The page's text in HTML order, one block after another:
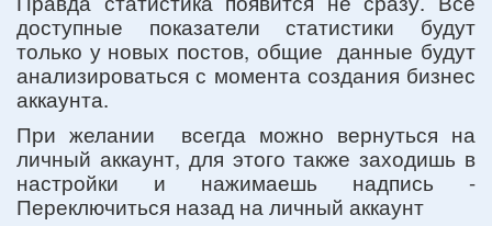
доступные показатели статистики будут
только у новых постов, общие данные будут
анализироваться с момента создания бизнес
аккаунта.
При желании всегда можно вернуться на
личный аккаунт, для этого также заходишь в
настройки и нажимаешь надпись -
Переключиться назад на личный аккаунт